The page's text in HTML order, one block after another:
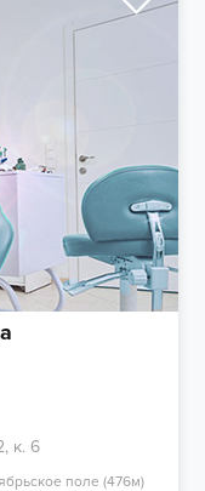
к. 6
поле (476м)